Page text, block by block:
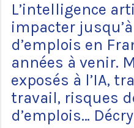
L’intelligence
impacter
d’emplois en
années à venir.
exposés à l’IA,
travail, risques
d’emplois…